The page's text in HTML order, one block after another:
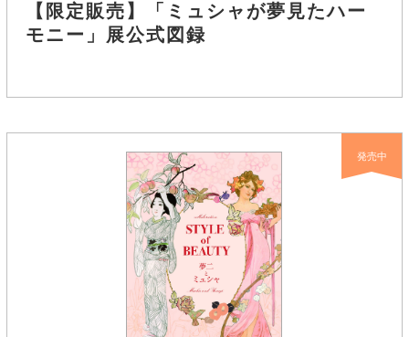
【限定販売】「ミュシャが夢見たハー
モニー」展公式図録
発売中